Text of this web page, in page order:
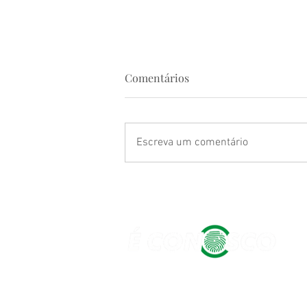
Comentários
Escreva um comentário